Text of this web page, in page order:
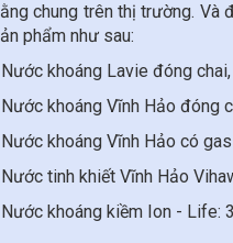
chung trên thị trường. Và
phẩm như sau:
khoáng Lavie đóng
khoáng Vĩnh Hảo đóng
khoáng Vĩnh Hảo có
tinh khiết Vĩnh Hảo
khoáng kiềm Ion - Life: